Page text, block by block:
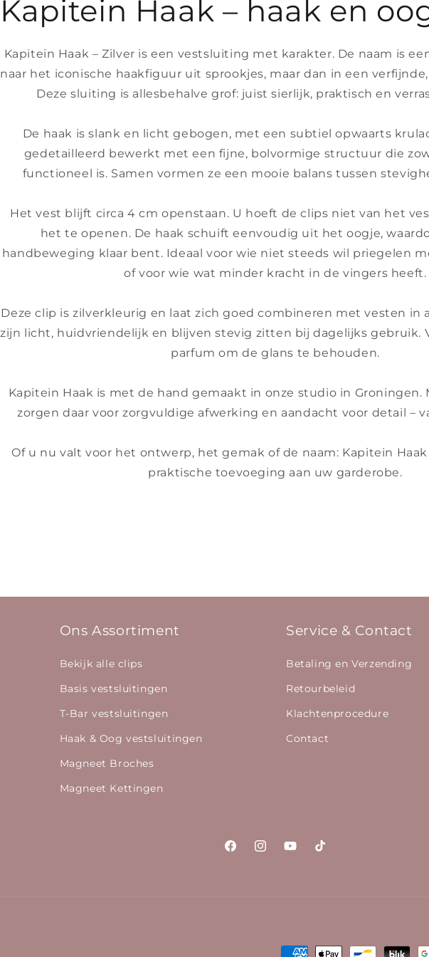
Kapitein Haak – haak en
Kapitein Haak – Zilver is een vestsluiting met karakter. De naam is
naar het iconische haakfiguur uit sprookjes, maar dan in een
Deze sluiting is allesbehalve grof: juist sierlijk, praktisch en
De haak is slank en licht gebogen, met een subtiel opwaarts
gedetailleerd bewerkt met een fijne, bolvormige structuur die
functioneel is. Samen vormen ze een mooie balans tussen
Het vest blijft circa 4 cm openstaan. U hoeft de clips niet van het
het te openen. De haak schuift eenvoudig uit het oogje,
handbeweging klaar bent. Ideaal voor wie niet steeds wil priegelen
of voor wie wat minder kracht in de vingers heeft.
Deze clip is zilverkleurig en laat zich goed combineren met vesten in
zijn licht, huidvriendelijk en blijven stevig zitten bij dagelijks gebruik.
parfum om de glans te behouden.
Kapitein Haak is met de hand gemaakt in onze studio in Groningen.
zorgen daar voor zorgvuldige afwerking en aandacht voor detail –
Of u nu valt voor het ontwerp, het gemak of de naam: Kapitein
praktische toevoeging aan uw garderobe.
Ons Assortiment
Bekijk alle clips
Basis vestsluitingen
T-Bar vestsluitingen
Haak & Oog vestsluitingen
Magneet Broches
Magneet Kettingen
Service & Contact
Betaling en Verzending
Retourbeleid
Klachtenprocedure
Contact
FacebookInstagramYouTubeTikTok